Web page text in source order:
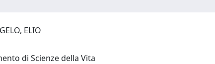
ELIO
di Scienze della Vita